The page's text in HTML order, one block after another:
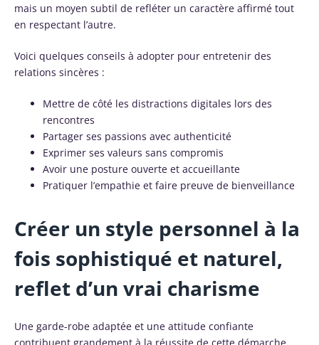
mais un moyen subtil de refléter un caractère affirmé tout
en respectant l’autre.
Voici quelques conseils à adopter pour entretenir des
relations sincères :
Mettre de côté les distractions digitales lors des
rencontres
Partager ses passions avec authenticité
Exprimer ses valeurs sans compromis
Avoir une posture ouverte et accueillante
Pratiquer l’empathie et faire preuve de bienveillance
Créer un style personnel à la
fois sophistiqué et naturel,
reflet d’un vrai charisme
Une garde-robe adaptée et une attitude confiante
contribuent grandement à la réussite de cette démarche.